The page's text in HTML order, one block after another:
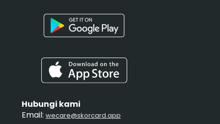
Hubungi kami
Email: wecare@skorcard.app